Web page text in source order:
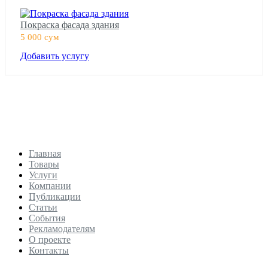
Покраска фасада здания
5 000 сум
Добавить услугу
Главная
Товары
Услуги
Компании
Публикации
Статьи
События
Рекламодателям
О проекте
Контакты